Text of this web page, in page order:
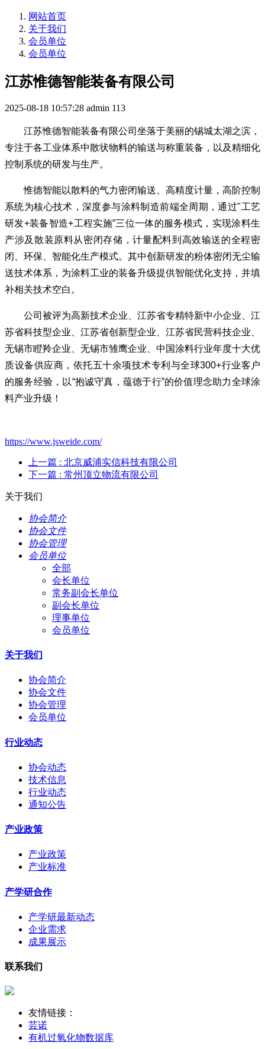
网站首页
关于我们
会员单位
会员单位
江苏惟德智能装备有限公司
2025-08-18 10:57:28 admin 113
江苏惟德智能装备有限公司坐落于美丽的锡城太湖之滨，
专注于各工业体系中散状物料的输送与称重装备，以及精细化
控制系统的研发与生产。
惟德智能以散料的气力密闭输送、高精度计量，高阶控制
系统为核心技术，深度参与涂料制造前端全周期，通过"工艺
研发+装备智造+工程实施”三位一体的服务模式，实现涂料生
产涉及散装原料从密闭存储，计量配料到高效输送的全程密
闭、环保、智能化生产模式。其中创新研发的粉体密闭无尘输
送技术体系，为涂料工业的装备升级提供智能优化支持，并填
补相关技术空白。
公司被评为高新技术企业、江苏省专精特新中小企业、江
苏省科技型企业、江苏省创新型企业、江苏省民营科技企业、
无锡市瞪羚企业、无锡市雏鹰企业、中国涂料行业年度十大优
质设备供应商，依托五十余项技术专利与全球300+行业客户
的服务经验，以“抱诚守真，蕴德于行”的价值理念助力全球涂
料产业升级！
https://www.jsweide.com/
上一篇 : 北京威浦实信科技有限公司
下一篇 : 常州顶立物流有限公司
关于我们
协会简介
协会文件
协会管理
会员单位
全部
会长单位
常务副会长单位
副会长单位
理事单位
会员单位
关于我们
协会简介
协会文件
协会管理
会员单位
行业动态
协会动态
技术信息
行业动态
通知公告
产业政策
产业政策
产业标准
产学研合作
产学研最新动态
企业需求
成果展示
联系我们
友情链接：
芸诺
有机过氧化物数据库